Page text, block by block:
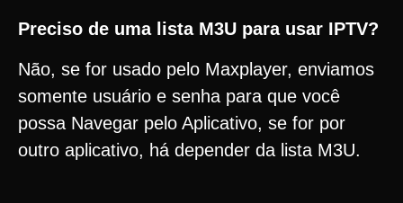
Preciso de uma lista M3U para usar IPTV?
Não, se for usado pelo Maxplayer, enviamos
somente usuário e senha para que você
possa Navegar pelo Aplicativo, se for por
outro aplicativo, há depender da lista M3U.